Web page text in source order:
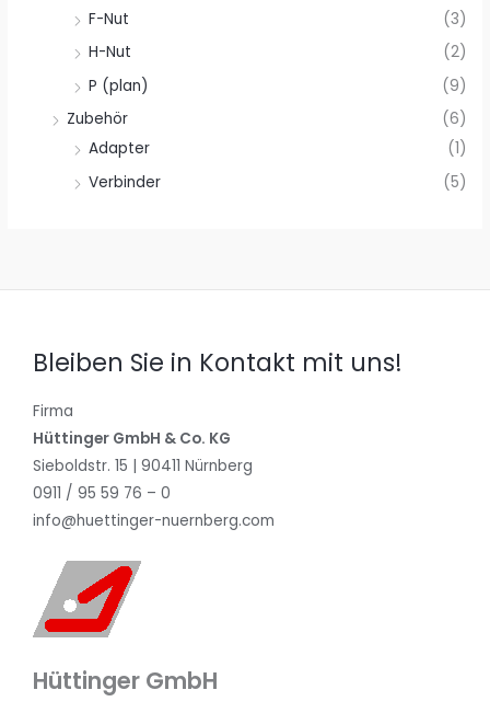
F-Nut
(3)
H-Nut
(2)
P (plan)
(9)
Zubehör
(6)
Adapter
(1)
Verbinder
(5)
Bleiben Sie in Kontakt mit uns!
Firma
Hüttinger GmbH & Co. KG
Sieboldstr. 15 | 90411 Nürnberg
0911 / 95 59 76 – 0
info@huettinger-nuernberg.com
Hüttinger GmbH